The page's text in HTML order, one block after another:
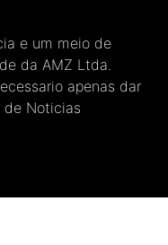
e um meio de
da AMZ Ltda.
apenas dar
de Noticias